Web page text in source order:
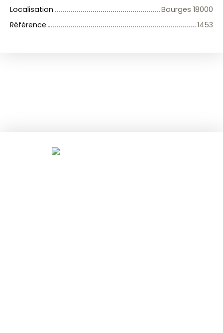
Localisation
Bourges 18000
Référence
1453